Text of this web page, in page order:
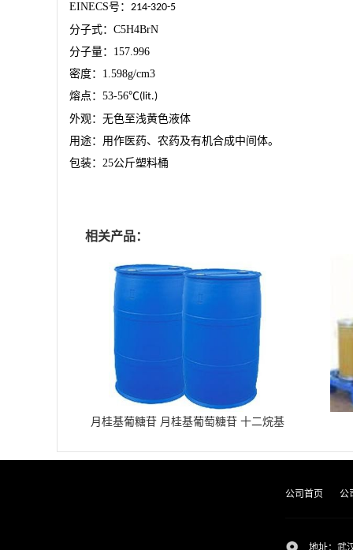
EINECS号： 214-320-5
分子式： C5H4BrN
分子量： 157.996
密度： 1.598g/cm3
熔点： 53-56℃(lit.)
外观：无色至浅黄色液体
用途：用作医药、农药及有机合成中间体。
包装： 25公斤塑料桶
相关产品：
月桂基葡糖苷 月桂基葡萄糖苷 十二烷基
公司首页 公
地址：武